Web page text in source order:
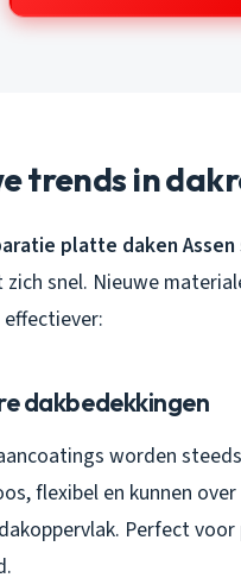
trends in
platte daken Assen
snel. Nieuwe
dakbedekkingen
worden
flexibel en kunnen
Perfect